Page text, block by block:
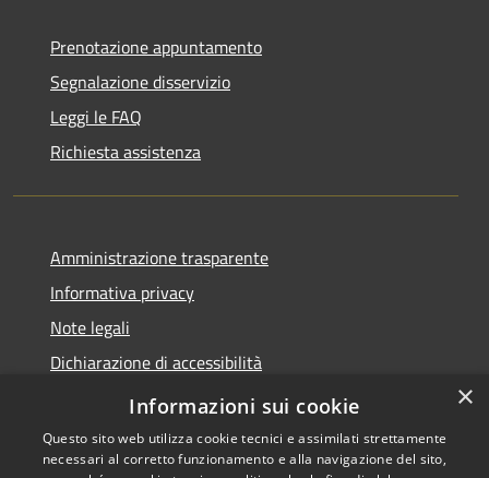
Prenotazione appuntamento
Segnalazione disservizio
Leggi le FAQ
Richiesta assistenza
Amministrazione trasparente
Informativa privacy
Note legali
Dichiarazione di accessibilità
Moduli Privacy Amministrazione trasparente
×
Informazioni sui cookie
Questo sito web utilizza cookie tecnici e assimilati strettamente
necessari al corretto funzionamento e alla navigazione del sito,